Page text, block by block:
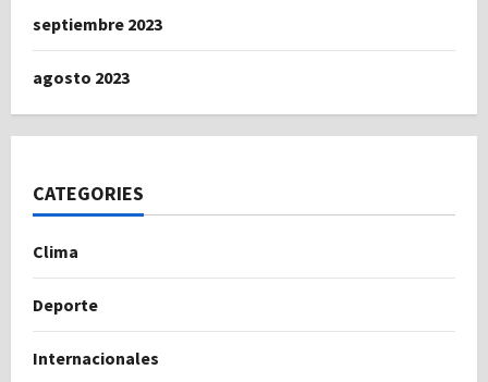
septiembre 2023
agosto 2023
CATEGORIES
Clima
Deporte
Internacionales